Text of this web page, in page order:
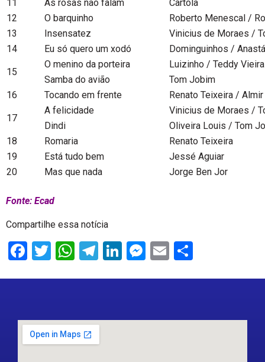
11
As rosas não falam
Cartola
12
O barquinho
Roberto Menescal /
13
Insensatez
Vinicius de Moraes /
14
Eu só quero um xodó Dominguinhos /
15
O menino da porteira
Luizinho / Teddy Vieira
Samba do avião
Tom Jobim
16
Tocando em frente Renato Teixeira /
17
A felicidade
Vinicius de Moraes /
Dindi
Oliveira Louis / Tom
18
Romaria
Renato Teixeira
19
Está tudo bem
Jessé Aguiar
20
Mas que nada Jorge Ben Jor
Fonte: Ecad
Compartilhe essa notícia
Facebook
Twitter
WhatsApp
Telegram
LinkedIn
Messenger
Email